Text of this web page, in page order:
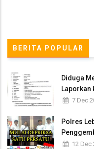
BERITA POPULAR
Diduga
Laporkan
7 Dec
Polres
12 Dec